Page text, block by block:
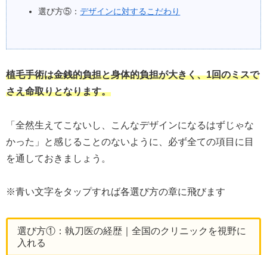
選び方⑤：デザインに対するこだわり
植毛手術は金銭的負担と身体的負担が大きく、1回のミスで
さえ命取りとなります。
「全然生えてこないし、こんなデザインになるはずじゃな
かった」と感じることのないように、必ず全ての項目に目
を通しておきましょう。
※青い文字をタップすれば各選び方の章に飛びます
選び方①：執刀医の経歴｜全国のクリニックを視野に
入れる